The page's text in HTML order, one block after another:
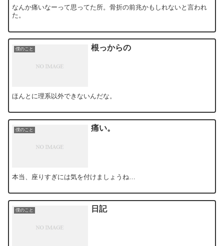
なんか痛いなーって思ってた所。骨折の前兆かもしれないと言われ
た。
僕のこと 根っからの
ほんとに理系以外できないんだな。
僕のこと 痛い。
本当、座りすぎには気を付けましょうね…
僕のこと 日記